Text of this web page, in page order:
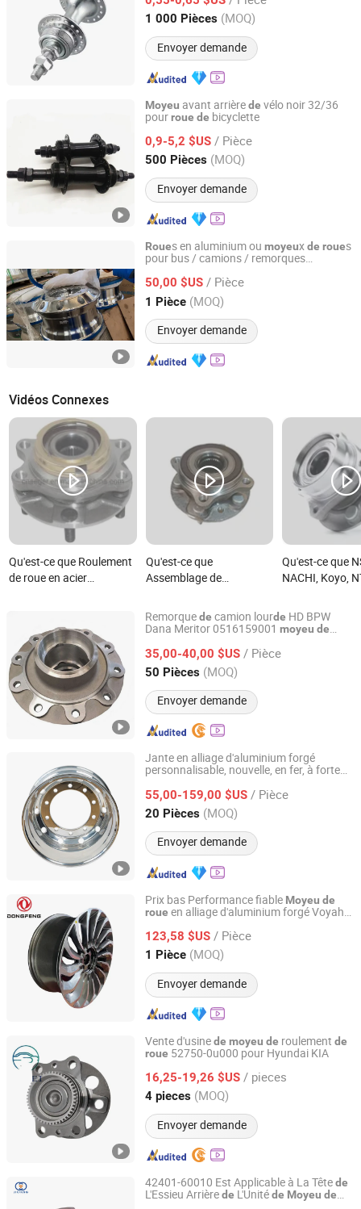
1 000 Pièces (MOQ)
Envoyer demande
Hebei, China Depuis 2014
Moyeu avant arrièrede vélo noir 32/36
pourroue de bicyclette
0,9-5,2 $US / Pièce
500 Pièces (MOQ)
Envoyer demande
Xingtai Tianjiu Bicycle Parts Co., Ltd
Hebei, China Depuis 2023
Roues en aluminium ou moyeuxde roues
pour bus / camions / remorques
50,00 $US / Pièce
1 Pièce (MOQ)
Envoyer demande
Shandong Lujun Naxin International Trade Co., Ltd.
Shandong, China Depuis 2022
Vidéos Connexes
Qu'est-ce que Roulement
de roue en acier
Qu'est-ce que
Assemblage de
qualité garantie et en
vente chaude T2h36089
Gx732c300bb pièce
automobile de moyeu de
roue pour Jaguar
Qu'est-ce que
NACHI, Koyo,
Assemblage
Roue Durable
Remorquede camion lourde HD BPW
Dana Meritor 0516159001 moyeu de
35,00-40,00 $US / Pièce
50 Pièces (MOQ)
Envoyer demande
Shanghai HZY Machinery & Trade Co., Ltd.
Shanghai, China Depuis 2023
Jante en alliage d'aluminium forgé
personnalisable, nouvelle, en fer, à forte
55,00-159,00 $US / Pièce
20 Pièces (MOQ)
Envoyer demande
Ruici Metal Product (Dalian) Co., Ltd
Liaoning, China Depuis 2025
Prix bas Performance fiable Moyeu de
roue en alliage d'aluminium forgé Voyah
123,58 $US / Pièce
1 Pièce (MOQ)
Envoyer demande
Wuhan Dong Feng Motor Industry Imp. & Exp. Co., Ltd.
Hubei, China Depuis 2021
Vente d'usinede moyeu de roulement de
roue 52750-0u000 pour Hyundai KIA
16,25-19,26 $US / pieces
4 pieces (MOQ)
Envoyer demande
Hebei Daimosi Auto Parts Co., Ltd
Hebei, China Depuis 2023
42401-60010 Est Applicable à La Têtede
L'Essieu Arrièrede L'Unitéde Moyeu de
AN HUI JI CHENG TRADING CO., LTD.